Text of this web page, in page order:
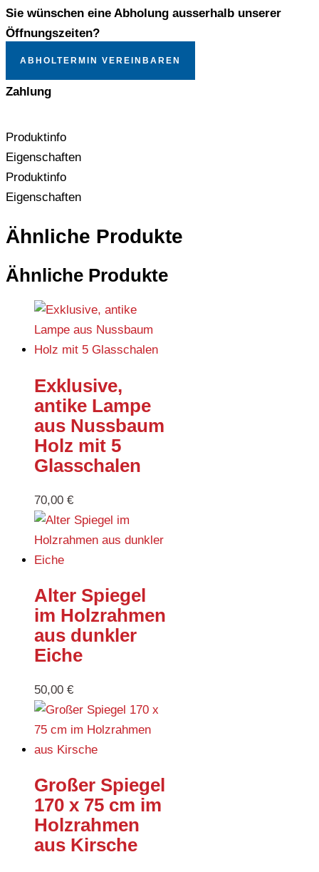
Sie wünschen eine Abholung ausserhalb unserer
Öffnungszeiten?
ABHOLTERMIN VEREINBAREN
Zahlung
Produktinfo
Eigenschaften
Produktinfo
Eigenschaften
Ähnliche Produkte
Ähnliche Produkte
Exklusive,
antike Lampe
aus Nussbaum
Holz mit 5
Glasschalen
70,00 €
Alter Spiegel
im Holzrahmen
aus dunkler
Eiche
50,00 €
Großer Spiegel
170 x 75 cm im
Holzrahmen
aus Kirsche